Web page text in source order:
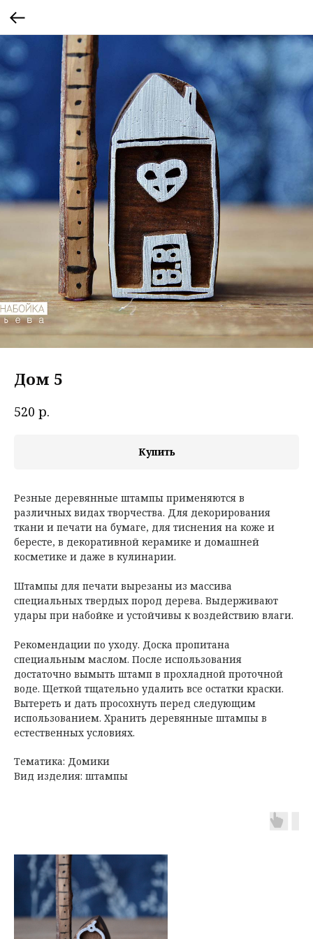
Дом 5
520 р.
Купить
Резные деревянные штампы применяются в
различных видах творчества. Для декорирования
ткани и печати на бумаге, для тиснения на коже и
бересте, в декоративной керамике и домашней
косметике и даже в кулинарии.
Штампы для печати вырезаны из массива
специальных твердых пород дерева. Выдерживают
удары при набойке и устойчивы к воздействию влаги.
Рекомендации по уходу. Доска пропитана
специальным маслом. После использования
достаточно вымыть штамп в прохладной проточной
воде. Щеткой тщательно удалить все остатки краски.
Вытереть и дать просохнуть перед следующим
использованием. Хранить деревянные штампы в
естественных условиях.
Тематика: Домики
Вид изделия: штампы